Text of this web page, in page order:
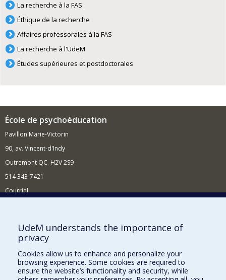
La recherche à la FAS
Éthique de la recherche
Affaires professorales à la FAS
La recherche à l'UdeM
Études supérieures et postdoctorales
École de psychoéducation
Pavillon Marie-Victorin
90, av. Vincent-d'Indy
Outremont QC H2V 2S9
514 343-7421
Courriel
Comment soutenir l'École?
BESOIN D'AIDE?
Plan du site
Signaler une erreur
UdeM understands the importance of
privacy
Cookies allow us to enhance and personalize your
browsing experience. Some cookies are required to
ensure the website’s functionality and security, while